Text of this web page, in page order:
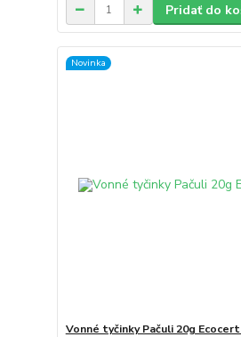
Pridať do
Novinka
Vonné tyčinky Pačuli 20g